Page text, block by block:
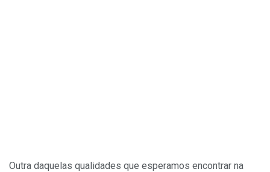
Outra daquelas qualidades que esperamos en­contrar na